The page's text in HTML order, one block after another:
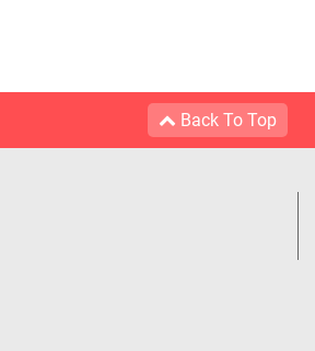
Back To Top